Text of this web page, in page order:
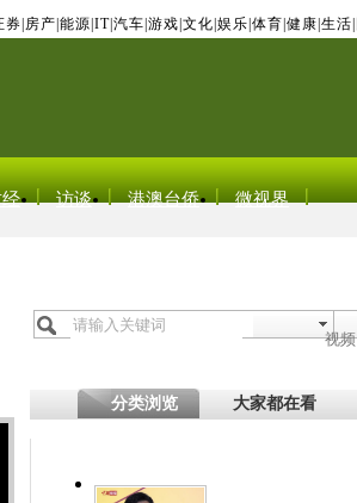
券 房产 能源 IT| 汽车 游戏 文化 娱乐 体育 健康 生活
访谈 港澳台侨 微视界
视频
分类浏览 大家都在看